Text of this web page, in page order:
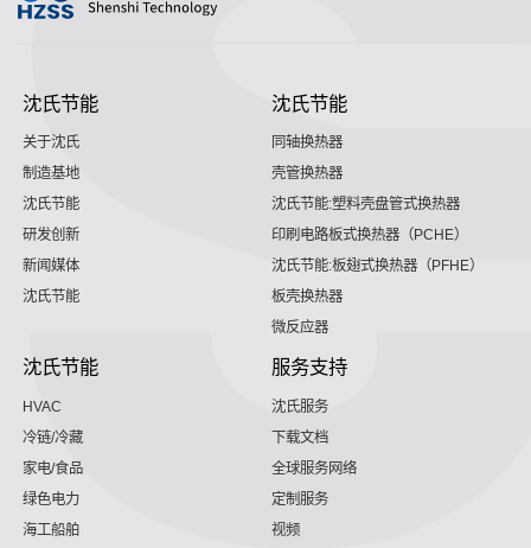
沈氏节能
关于沈氏
制造基地
沈氏节能
研发创新
新闻媒体
沈氏节能
沈氏节能
同轴换热器
壳管换热器
沈氏节能:塑料壳盘管式换热器
印刷电路板式换热器（PCHE）
沈氏节能:板翅式换热器（PFHE）
板壳换热器
微反应器
沈氏节能
HVAC
冷链/冷藏
家电/食品
绿色电力
海工船舶
服务支持
沈氏服务
下载文档
全球服务网络
定制服务
视频